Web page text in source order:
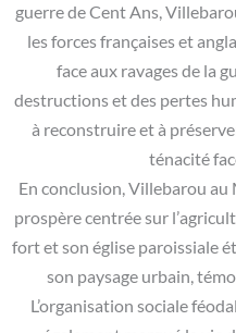
guerre de Cent Ans,
les forces françaises et
face aux ravages de la
destructions et des pertes
à reconstruire et à
ténacité
En conclusion, Villebarou
prospère centrée sur
fort et son église paroissiale
son paysage urbain,
L’organisation sociale